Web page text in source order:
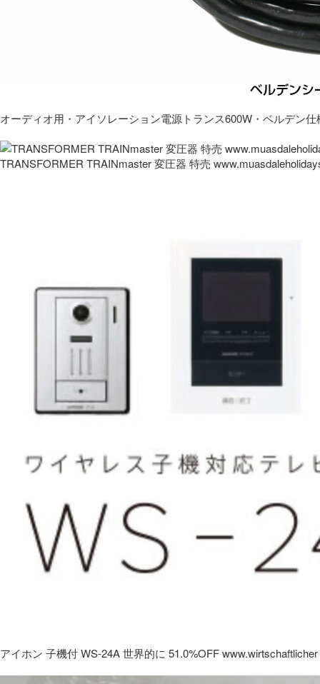
オーディオ用・アイソレーション電源トランス600W・ベルデン仕
TRANSFORMER TRAINmaster 変圧器 特売
アイホン 子機付 WS-24A 世界的に 51.0%OFF www.wirtschaftlicher